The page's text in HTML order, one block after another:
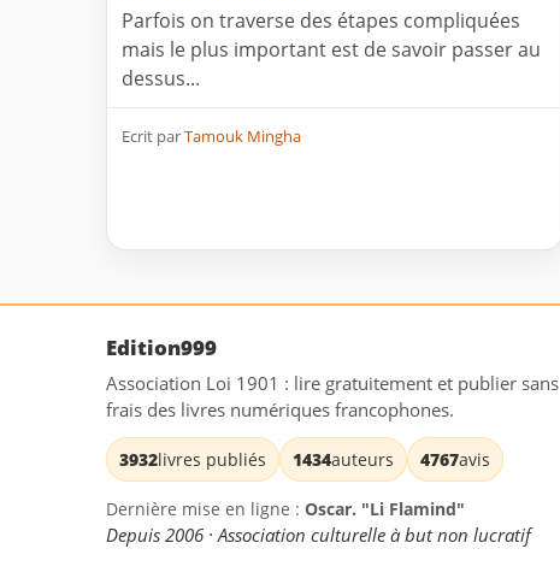
Parfois on traverse des étapes compliquées
mais le plus important est de savoir passer au
dessus...
Ecrit parTamouk Mingha
Edition999
Association Loi 1901 : lire gratuitement et publier sans
frais des livres numériques francophones.
3932livres publiés 1434auteurs 4767avis
Dernière mise en ligne : Oscar. "Li Flamind"
Depuis 2006 · Association culturelle à but non lucratif